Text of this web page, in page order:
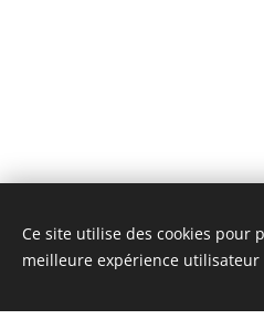
Unione Superiori
Ce site utilise des cookies
meilleure expérience utilisateur